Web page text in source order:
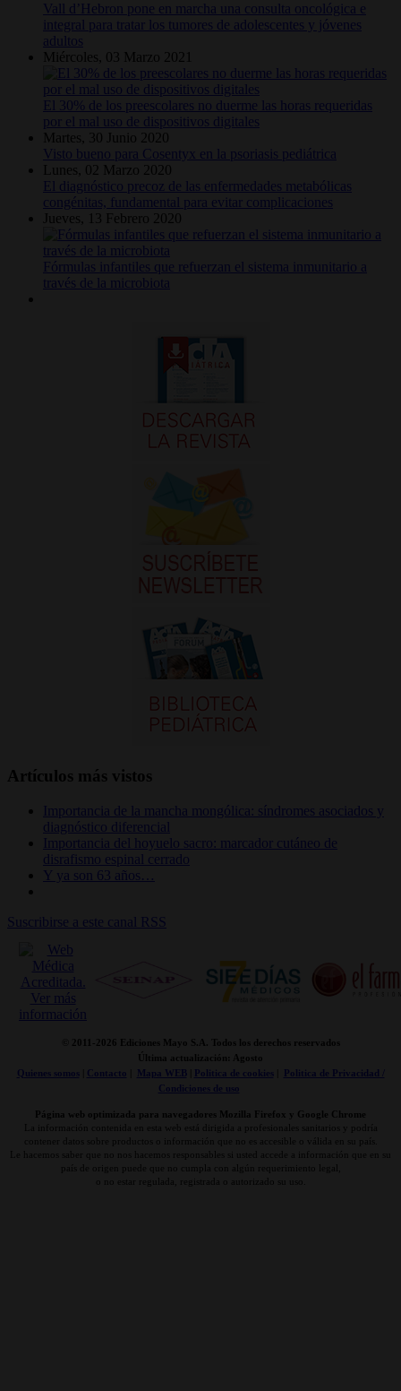
Vall d’Hebron pone en marcha una consulta oncológica e
integral para tratar los tumores de adolescentes y jóvenes
adultos
Miércoles, 03 Marzo 2021
El 30% de los preescolares no duerme las horas requeridas
por el mal uso de dispositivos digitales
Martes, 30 Junio 2020
Visto bueno para Cosentyx en la psoriasis pediátrica
Lunes, 02 Marzo 2020
El diagnóstico precoz de las enfermedades metabólicas
congénitas, fundamental para evitar complicaciones
Jueves, 13 Febrero 2020
Fórmulas infantiles que refuerzan el sistema inmunitario a
través de la microbiota
Artículos más vistos
Importancia de la mancha mongólica: síndromes asociados y
diagnóstico diferencial
Importancia del hoyuelo sacro: marcador cutáneo de
disrafismo espinal cerrado
Y ya son 63 años…
Suscribirse a este canal RSS
© 2011- 2026 Ediciones Mayo S.A. Todos los derechos reservados
Última actualización: Agosto
Quienes somos| Contacto Mapa WEB| Politica de cookies|
Politica de Privacidad /
Condiciones de uso
Página web optimizada para navegadores Mozilla Firefox y Google Chrome
La información contenida en esta web está dirigida a profesionales sanitarios y podría
contener datos sobre productos o información que no es accesible o válida en su país.
Le hacemos saber que no nos hacemos responsables si usted accede a información que en su
país de origen puede que no cumpla con algún requerimiento legal,
o no estar regulada, registrada o autorizado su uso.